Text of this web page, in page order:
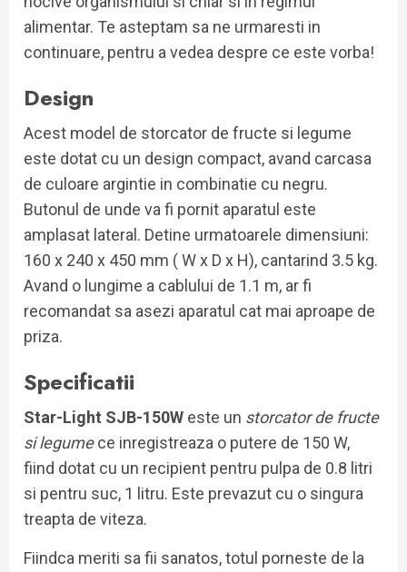
alimentar. Te asteptam sa ne urmaresti in
continuare, pentru a vedea despre ce este vorba!
Design
Acest model de storcator de fructe si legume
este dotat cu un design compact, avand carcasa
de culoare argintie in combinatie cu negru.
Butonul de unde va fi pornit aparatul este
amplasat lateral. Detine urmatoarele dimensiuni:
160 x 240 x 450 mm ( W x D x H), cantarind 3.5 kg.
Avand o lungime a cablului de 1.1 m, ar fi
recomandat sa asezi aparatul cat mai aproape de
priza.
Specificatii
Star-Light SJB-150W este un storcator de fructe
si legumece inregistreaza o putere de 150 W,
fiind dotat cu un recipient pentru pulpa de 0.8 litri
si pentru suc, 1 litru. Este prevazut cu o singura
treapta de viteza.
Fiindca meriti sa fii sanatos, totul porneste de la